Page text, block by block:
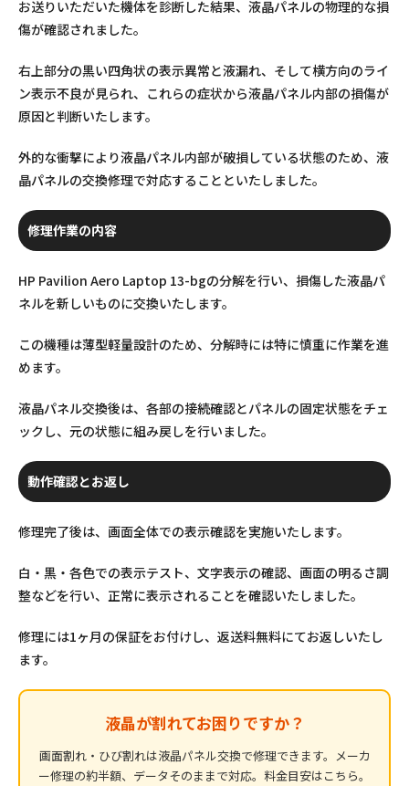
お送りいただいた機体を診断した結果、液晶パネルの物理的な損
傷が確認されました。
右上部分の黒い四角状の表示異常と液漏れ、そして横方向のライ
ン表示不良が見られ、これらの症状から液晶パネル内部の損傷が
原因と判断いたします。
外的な衝撃により液晶パネル内部が破損している状態のため、液
晶パネルの交換修理で対応することといたしました。
修理作業の内容
HP Pavilion Aero Laptop 13-bgの分解を行い、損傷した液晶パ
ネルを新しいものに交換いたします。
この機種は薄型軽量設計のため、分解時には特に慎重に作業を進
めます。
液晶パネル交換後は、各部の接続確認とパネルの固定状態をチェ
ックし、元の状態に組み戻しを行いました。
動作確認とお返し
修理完了後は、画面全体での表示確認を実施いたします。
白・黒・各色での表示テスト、文字表示の確認、画面の明るさ調
整などを行い、正常に表示されることを確認いたしました。
修理には1ヶ月の保証をお付けし、返送料無料にてお返しいたし
ます。
液晶が割れてお困りですか？
画面割れ・ひび割れは液晶パネル交換で修理できます。メーカ
ー修理の約半額、データそのままで対応。料金目安はこちら。